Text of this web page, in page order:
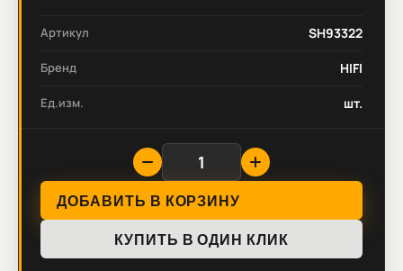
Артикул SH93322
Бренд HIFI
Ед.изм. шт.
ДОБАВИТЬ В КОРЗИНУ
КУПИТЬ В ОДИН КЛИК